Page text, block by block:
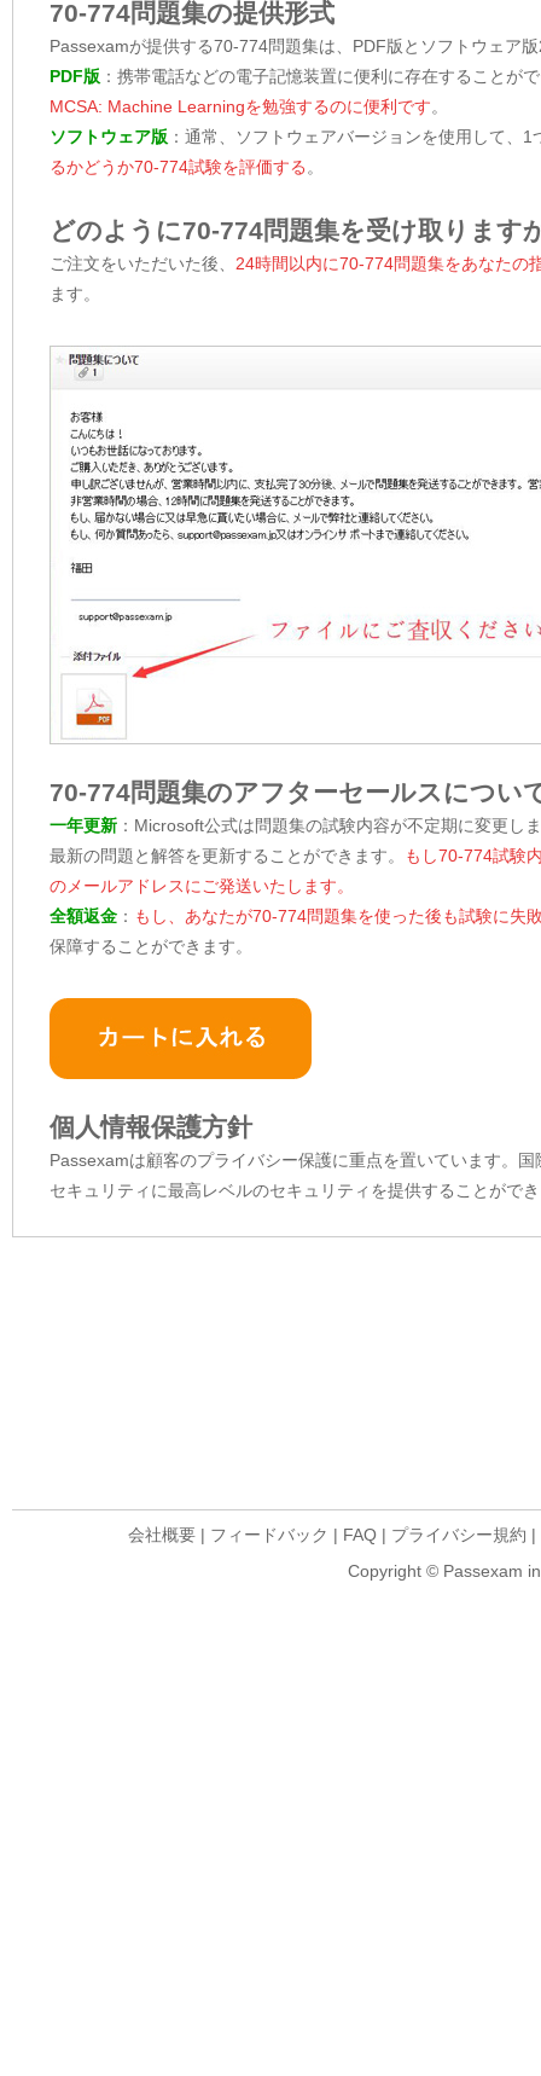
70-774問題集の提供形式
Passexamが提供する70-774問題集は、PDF版とソフトウェア
PDF版 ：携帯電話などの電子記憶装置に便利に存在することが
MCSA: Machine Learningを勉強するのに便利です。
ソフトウェア版 ：通常、ソフトウェアバージョンを使用して、
るかどうか70-774試験を評価する 。
どのように70-774問題集を受け取ります
ご注文をいただいた後、 24時間以内に70-774問題集をあなたの
ます。
70-774問題集のアフターセールスについ
一年更新 ：Microsoft公式は問題集の試験内容が不定期に変更
最新の問題と解答を更新することができます。
もし70-774試験
のメールアドレスにご発送いたします。
全額返金 ： もし、あなたが70-774問題集を使った後も試験に失
保障することができます。
個人情報保護方針
Passexamは顧客のプライバシー保護に重点を置いています。
セキュリティに最高レベルのセキュリティを提供することがで
会社概要 | フィードバック | FAQ | プライバシー規約 |
Copyright © Passexam